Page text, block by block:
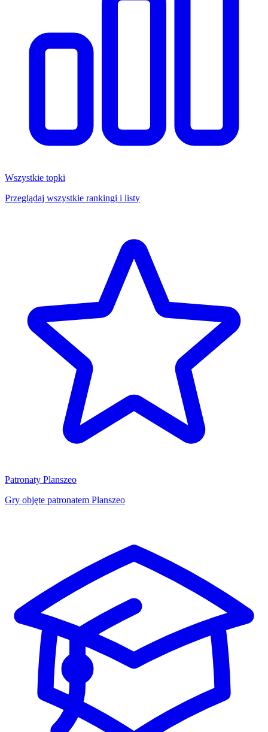
Wszystkie topki
Przeglądaj wszystkie rankingi i listy
Patronaty Planszeo
Gry objęte patronatem Planszeo